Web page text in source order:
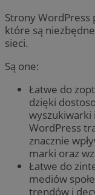
Strony WordPress
które są
sieci.
Są one:
Łatwe do
dzięki
WordPress
znacznie
marki oraz
Łatwe do
mediów
trendów i